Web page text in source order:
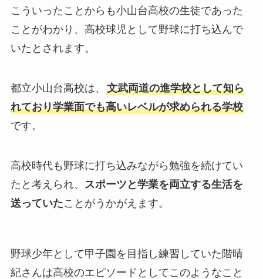
こういったことからも小山台高校の生徒であった
ことがわかり、高校球児として野球に打ち込んで
いたとされます。
都立小山台高校は、 文武両道の進学校として知ら
れており学業面でも高いレベルが求められる学校
です。
高校時代も野球に打ち込みながら勉強を続けてい
たと考えられ、
スポーツと学業を両立する生活を
送っていたことがうかがえます。
野球少年として甲子園を目指し練習していた階晴
紀さんは高校のエピソードとしてこのようなこと